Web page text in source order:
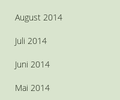
August 2014
Juli 2014
Juni 2014
Mai 2014